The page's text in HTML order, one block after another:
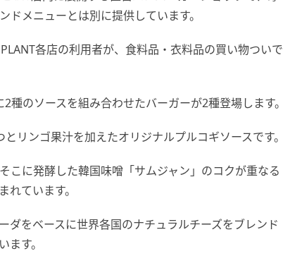
メニューとは別に提供しています。
各店の利用者が、食料品・衣料品の買い物ついで
のソースを組み合わせたバーガーが2種登場します。
リンゴ果汁を加えたオリジナルプルコギソースです。
こに発酵した韓国味噌「サムジャン」のコクが重なる
ています。
ダをベースに世界各国のナチュラルチーズをブレンド
す。